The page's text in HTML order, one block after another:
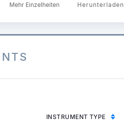
Mehr Einzelheiten Herunterladen
INSTRUMENT TYPE